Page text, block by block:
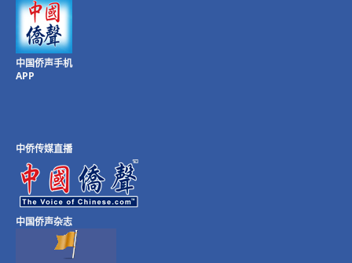
中国侨声手机
APP
中侨传媒直播
中国侨声杂志